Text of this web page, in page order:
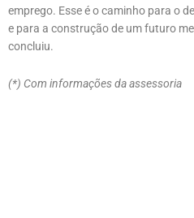
emprego. Esse é o caminho para o
e para a construção de um futuro
concluiu.
(*) Com informações da assessoria